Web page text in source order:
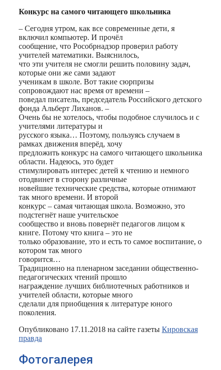
Конкурс на самого читающего школьника
– Сегодня утром, как все современные дети, я
включил компьютер. И прочёл
сообщение, что Рособрнадзор проверил работу
учителей математики. Выяснилось,
что эти учителя не смогли решить половину задач,
которые они же сами задают
ученикам в школе. Вот такие сюрпризы
сопровождают нас время от времени –
поведал писатель, председатель Российского детского
фонда Альберт Лиханов. –
Очень бы не хотелось, чтобы подобное случилось и с
учителями литературы и
русского языка… Поэтому, пользуясь случаем в
рамках движения вперёд, хочу
предложить конкурс на самого читающего школьника
области. Надеюсь, это будет
стимулировать интерес детей к чтению и немного
отодвинет в сторону различные
новейшие технические средства, которые отнимают
так много времени. И второй
конкурс – самая читающая школа. Возможно, это
подстегнёт наше учительское
сообщество и вновь повернёт педагогов лицом к
книге. Потому что книга – это не
только образование, это и есть то самое воспитание, о
котором так много
говорится…
Традиционно на пленарном заседании общественно-
педагогических чтений прошло
награждение лучших библиотечных работников и
учителей области, которые много
сделали для приобщения к литературе юного
поколения.
Опубликовано 17.11.2018 на сайте газеты Кировская
правда
Фотогалерея